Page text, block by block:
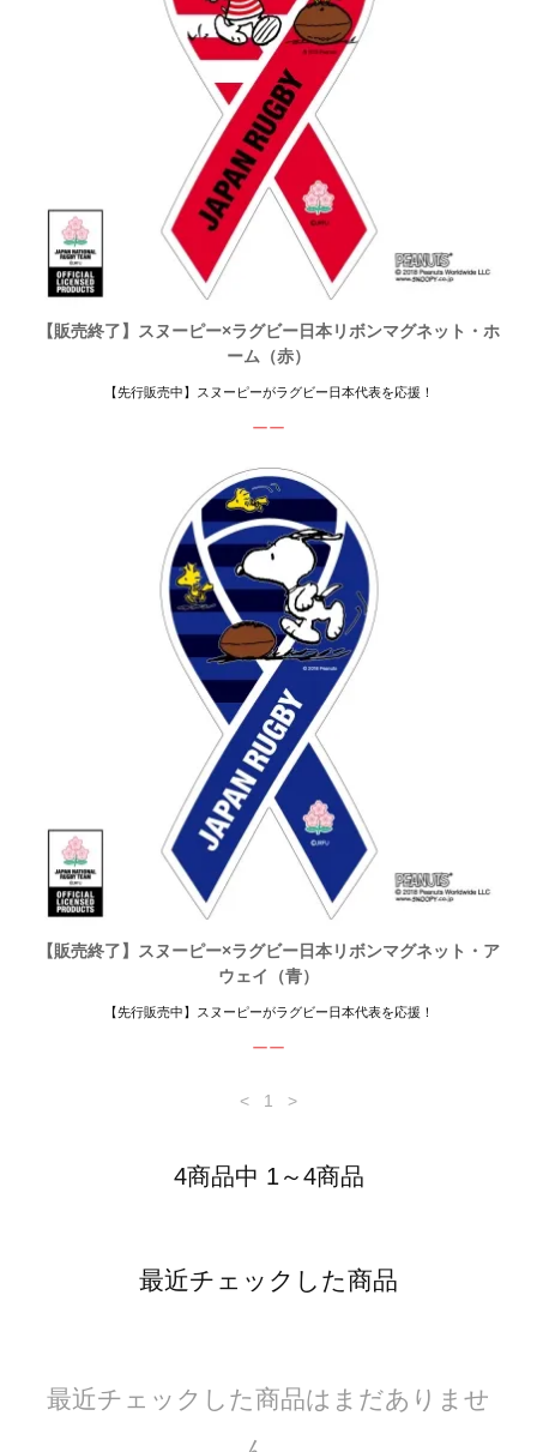
【販売終了】スヌーピー×ラグビー日本リボンマグネット・ホ
ーム（赤）
【先行販売中】スヌーピーがラグビー日本代表を応援！
ーー
【販売終了】スヌーピー×ラグビー日本リボンマグネット・ア
ウェイ（青）
【先行販売中】スヌーピーがラグビー日本代表を応援！
ーー
< 1 >
4商品中 1～4商品
最近チェックした商品
最近チェックした商品はまだありませ